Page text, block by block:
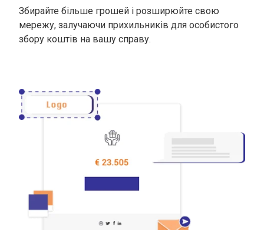
Збирайте більше грошей і розширюйте свою
мережу, залучаючи прихильників для особистого
збору коштів на вашу справу.